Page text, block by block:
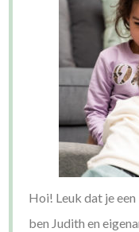
Hoi! Leuk dat je
ben Judith en